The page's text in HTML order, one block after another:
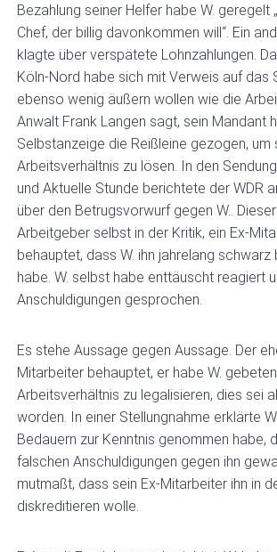
Bezahlung seiner Helfer habe W. geregelt
Chef, der billig davonkommen will“. Ein
klagte über verspätete Lohnzahlungen.
Köln-Nord habe sich mit Verweis auf das
ebenso wenig äußern wollen wie die
Anwalt Frank Langen sagt, sein Mandant
Selbstanzeige die Reißleine gezogen, um
Arbeitsverhältnis zu lösen. In den
und Aktuelle Stunde berichtete der WDR
über den Betrugsvorwurf gegen W..
Arbeitgeber selbst in der Kritik, ein Ex-
behauptet, dass W. ihn jahrelang
habe. W. selbst habe enttäuscht reagiert
Anschuldigungen gesprochen.
Es stehe Aussage gegen Aussage. Der
Mitarbeiter behauptet, er habe W.
Arbeitsverhältnis zu legalisieren, dies sei
worden. In einer Stellungnahme erklärte
Bedauern zur Kenntnis genommen habe,
falschen Anschuldigungen gegen ihn
mutmaßt, dass sein Ex-Mitarbeiter ihn in
diskreditieren wolle.